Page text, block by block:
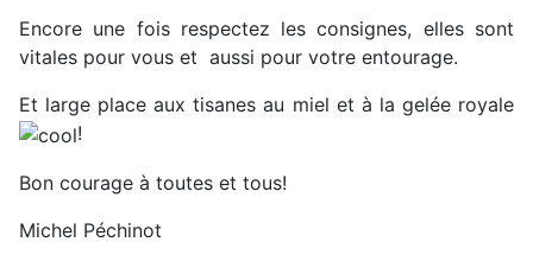
Encore une fois respectez les consignes, elles sont
vitales pour vous et aussi pour votre entourage.
Et large place aux tisanes au miel et à la gelée royale
!
Bon courage à toutes et tous!
Michel Péchinot